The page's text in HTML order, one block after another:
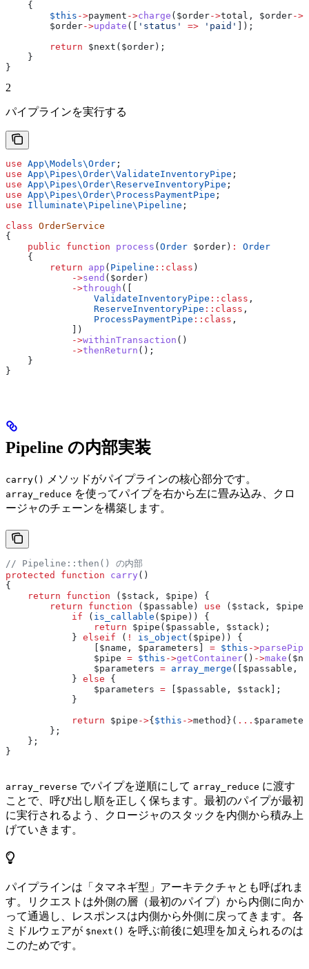
    {
        $this
->payment ->charge ( $order->total , $order->
        $order
->update ([ 'status' => 'paid'
]);
        return
$next ( $order );
    }
}
2
パイプラインを実行する
use App\Models\Order ;
use App\Pipes\Order\ValidateInventoryPipe ;
use App\Pipes\Order\ReserveInventoryPipe ;
use App\Pipes\Order\ ProcessPaymentPipe ;
use Illuminate\Pipeline\ Pipeline ;
class OrderService
{
    public
function process ( Order $order ) :
Order
    {
        return
app ( Pipeline :: class )
            ->
send ( $order )
            ->
through ([
                ValidateInventoryPipe
:: class ,
                ReserveInventoryPipe
:: class ,
                ProcessPaymentPipe
:: class ,
            ])
            ->
withinTransaction ()
            ->
thenReturn ();
    }
}
Pipeline の内部実装
carry() メソッドがパイプラインの核心部分です。
array_reduce を使ってパイプを右から左に畳み込み、クロ
ージャのチェーンを構築します。
// Pipeline::then() の内部
protected
function carry ()
{
    return
function ( $stack , $pipe ) {
        return
function ( $passable ) use ( $stack , $pipe
            if
( is_callable ( $pipe )) {
                return
$pipe ( $passable , $stack );
            }
elseif ( ! is_object ( $pipe )) {
$name , $parameters = $this ->
                $pipe
= $this ->getContainer() ->make (
                $parameters
= array_merge ([ $passable ,
            }
else {
                $parameters
= $passable , $stack ];
            }
            return
$pipe ->{ $this ->method }( ...
        };
    };
}
array_reverse でパイプを逆順にして array_reduce に渡す
ことで、呼び出し順を正しく保ちます。最初のパイプが最初
に実行されるよう、クロージャのスタックを内側から積み上
げていきます。
パイプラインは「タマネギ型」アーキテクチャとも呼ばれま
す。リクエストは外側の層（最初のパイプ）から内側に向か
って通過し、レスポンスは内側から外側に戻ってきます。各
ミドルウェアが $next() を呼ぶ前後に処理を加えられるのは
このためです。